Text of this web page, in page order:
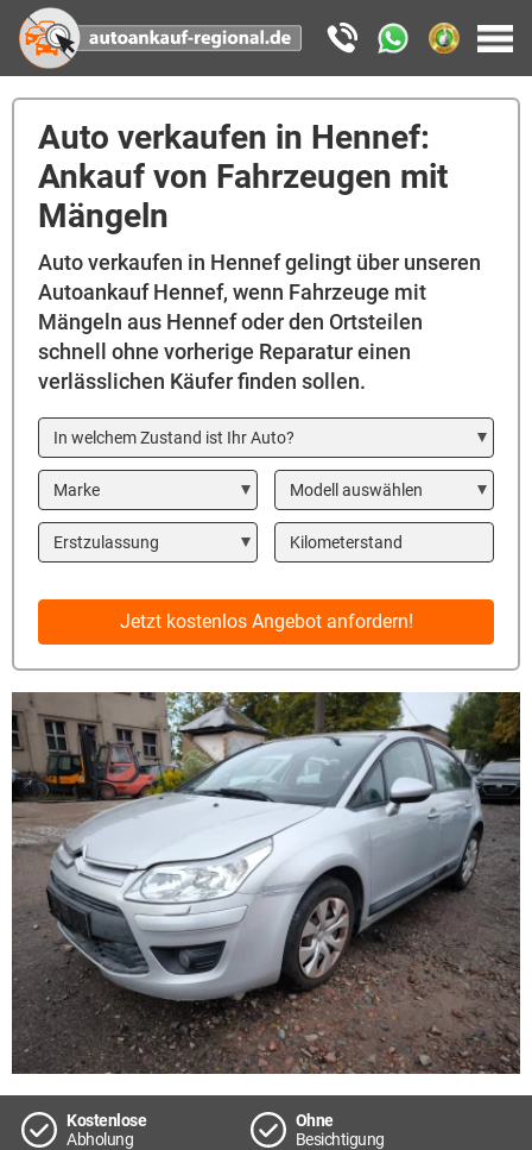
Auto verkaufen in Hennef:
Ankauf von Fahrzeugen mit
Mängeln
Auto verkaufen in Hennef gelingt über unseren
Autoankauf Hennef, wenn Fahrzeuge mit
Mängeln aus Hennef oder den Ortsteilen
schnell ohne vorherige Reparatur einen
verlässlichen Käufer finden sollen.
In welchem Zustand ist Ihr Auto?
Marke Modell
Year Kilometerstand
Jetzt kostenlos Angebot anfordern!
Kostenlose
Abholung
Ohne
Besichtigung